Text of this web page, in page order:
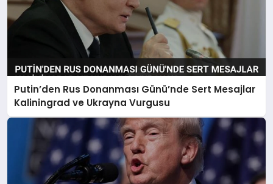
Putin’den Rus Donanması Günü’nde Sert Mesajlar
Kaliningrad ve Ukrayna Vurgusu